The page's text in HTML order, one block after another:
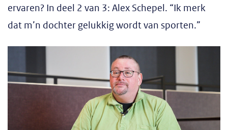
ervaren? In deel 2 van 3: Alex Schepel. “Ik merk
dat m’n dochter gelukkig wordt van sporten.”